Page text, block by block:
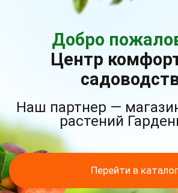
Добро
Центр
Наш партнер —
растений
Перейти в каталог